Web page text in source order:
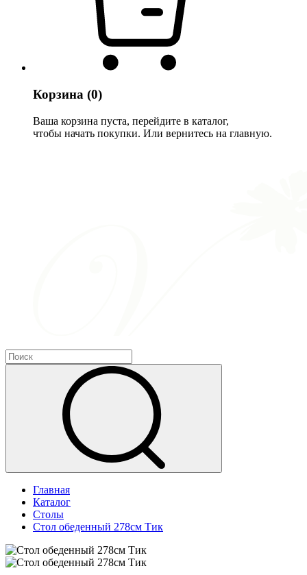
Корзина (0)
Ваша корзина пуста, перейдите в каталог,
чтобы начать покупки. Или вернитесь на главную.
Главная
Каталог
Столы
Стол обеденный 278см Тик